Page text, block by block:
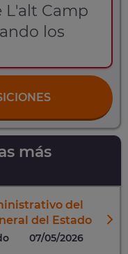
L'alt Camp
los
más
del
del Estado
07/05/2026